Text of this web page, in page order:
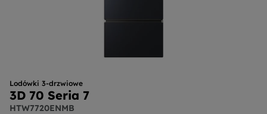
Lodówki 3-drzwiowe
3D 70 Seria 7
HTW7720ENMB